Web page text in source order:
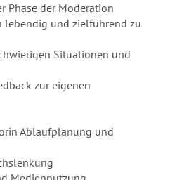
Phase der Moderation
lebendig und zielführend zu
Situationen und
zur eigenen
Ablaufplanung und